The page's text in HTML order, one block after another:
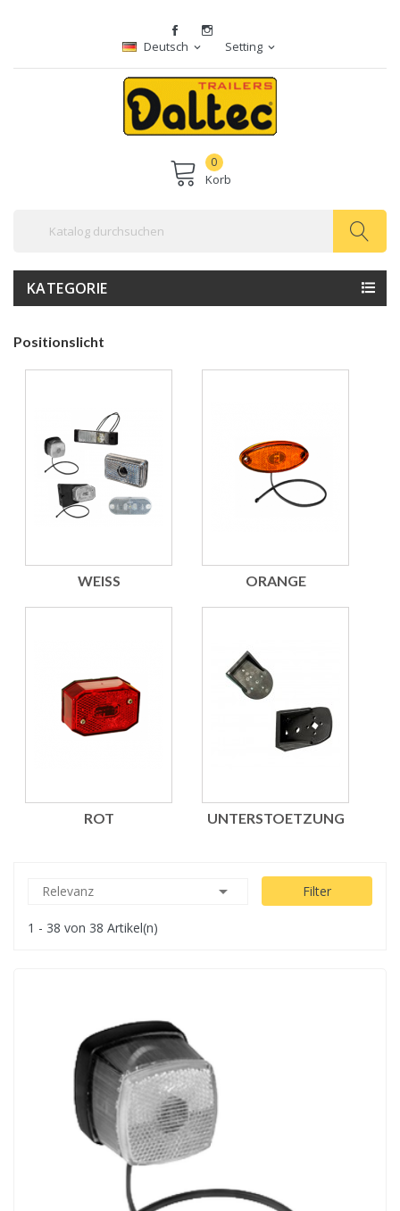
Deutsch expand_more Setting expand_more
0
Korb
KATEGORIE
Positionslicht
WEISS ORANGE
ROT UNTERSTOETZUNG
Relevanz  Filter
1 - 38 von 38 Artikel(n)